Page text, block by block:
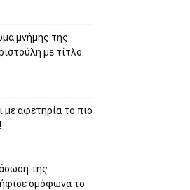
μνήμης της
με τίτλο:
με αφετηρία το πιο
της
ομόφωνα το